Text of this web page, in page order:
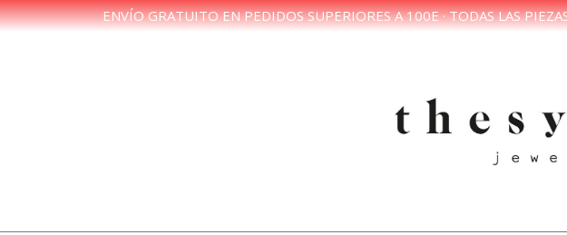
ENVÍO GRATUITO EN PEDIDOS SUPERIORES A 100E · TODAS LAS